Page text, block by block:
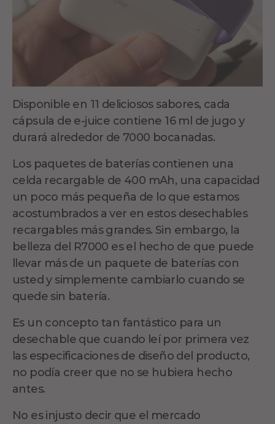
Disponible en 11 deliciosos sabores, cada
cápsula de e-juice contiene 16 ml de jugo y
durará alrededor de 7000 bocanadas.
Los paquetes de baterías contienen una
celda recargable de 400 mAh, una capacidad
un poco más pequeña de lo que estamos
acostumbrados a ver en estos desechables
recargables más grandes. Sin embargo, la
belleza del R7000 es el hecho de que puede
llevar más de un paquete de baterías con
usted y simplemente cambiarlo cuando se
quede sin batería.
Es un concepto tan fantástico para un
desechable que cuando leí por primera vez
las especificaciones de diseño del producto,
no podía creer que no se hubiera hecho
antes.
No es injusto decir que el mercado